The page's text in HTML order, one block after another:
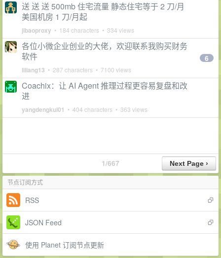
送 送 送 500mb 住宅流量 静态住宅等于 2 刀/月
美国机房 1 刀/月起
jibaoproxy • 184 characters • 334 views
各位小微企业创业的大佬，欢迎联系我购买财务
软件
liliang13 • 287 characters • 7100 views
6
Coachix：让 AI Agent 推理过程更容易复盘和改
进
yangdengkui01 • 404 characters • 363 views
1/667
节点订阅方式
RSS
JSON Feed
使用 Planet 订阅节点更新